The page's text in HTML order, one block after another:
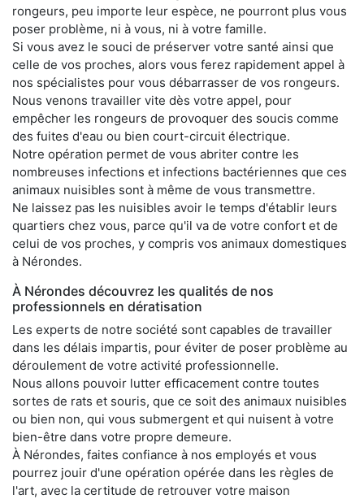
rongeurs, peu importe leur espèce, ne pourront plus vous
poser problème, ni à vous, ni à votre famille.
Si vous avez le souci de préserver votre santé ainsi que
celle de vos proches, alors vous ferez rapidement appel à
nos spécialistes pour vous débarrasser de vos rongeurs.
Nous venons travailler vite dès votre appel, pour
empêcher les rongeurs de provoquer des soucis comme
des fuites d'eau ou bien court-circuit électrique.
Notre opération permet de vous abriter contre les
nombreuses infections et infections bactériennes que ces
animaux nuisibles sont à même de vous transmettre.
Ne laissez pas les nuisibles avoir le temps d'établir leurs
quartiers chez vous, parce qu'il va de votre confort et de
celui de vos proches, y compris vos animaux domestiques
à Nérondes.
À Nérondes découvrez les qualités de nos
professionnels en dératisation
Les experts de notre société sont capables de travailler
dans les délais impartis, pour éviter de poser problème au
déroulement de votre activité professionnelle.
Nous allons pouvoir lutter efficacement contre toutes
sortes de rats et souris, que ce soit des animaux nuisibles
ou bien non, qui vous submergent et qui nuisent à votre
bien-être dans votre propre demeure.
À Nérondes, faites confiance à nos employés et vous
pourrez jouir d'une opération opérée dans les règles de
l'art, avec la certitude de retrouver votre maison